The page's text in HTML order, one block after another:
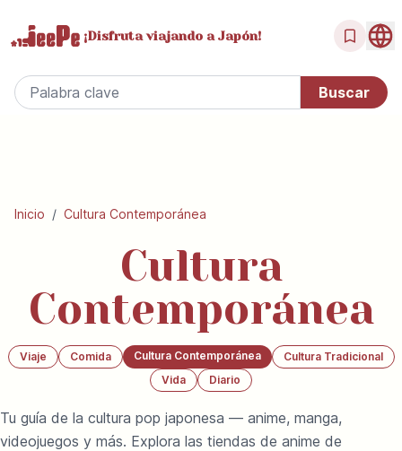
¡Disfrutaviajando a Japón!
Inicio / Cultura Contemporánea
Cultura
Contemporánea
Viaje Comida Cultura Contemporánea
Cultura Tradicional
Vida
Diario
Tu guía de la cultura pop japonesa — anime, manga,
videojuegos y más. Explora las tiendas de anime de